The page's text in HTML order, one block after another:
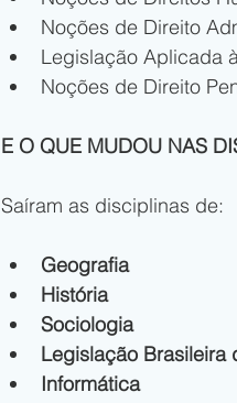
Noções de Direito
Legislação Aplicada
Noções de Direito
E O QUE MUDOU NAS
Saíram as disciplinas de:
Geografia
História
Sociologia
Legislação Brasileira
Informática